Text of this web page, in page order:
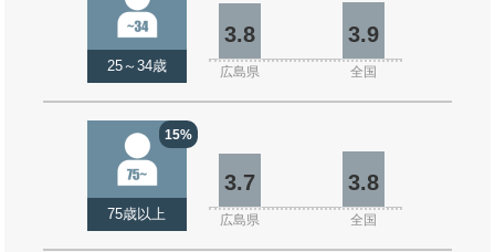
25～34歳
3.8 3.9
広島県 全国
15%
75歳以上
3.7 3.8
広島県 全国